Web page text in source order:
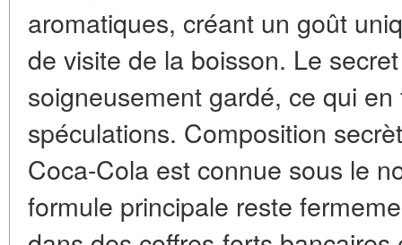
aromatiques, créant un goût
de visite de la boisson. Le
soigneusement gardé, ce qui
spéculations. Composition
Coca-Cola est connue sous le
formule principale reste